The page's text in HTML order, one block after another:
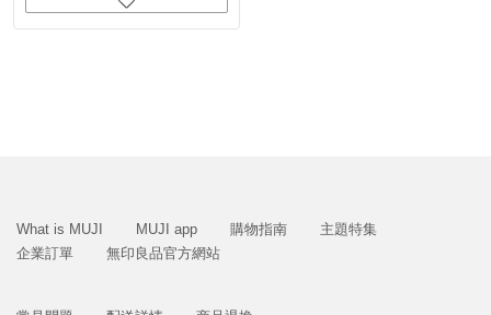
What is MUJI MUJI app 購物指南
主題特集
企業訂單
無印良品官方網站